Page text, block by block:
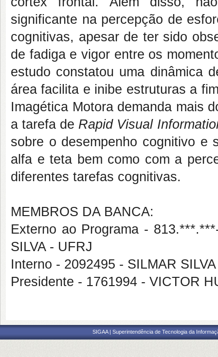
significante na percepção de
cognitivas, apesar de ter sido
de fadiga e vigor entre os
estudo constatou uma dinâmica
área facilita e inibe estruturas a
Imagética Motora demanda mais
a tarefa de Rapid Visual
sobre o desempenho cognitivo e
alfa e teta bem como com a
diferentes tarefas cognitivas.
MEMBROS DA BANCA:
Externo ao Programa -
SILVA - UFRJ
Interno - 2092495 - SILMAR
Presidente - 1761994 - VICTOR
SIGAA | Superintendência de Tecnologia da